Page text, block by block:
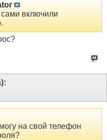
включили
на свой телефон